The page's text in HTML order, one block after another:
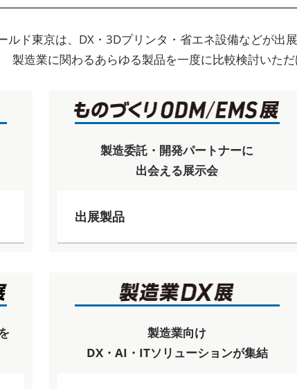
ルド東京は、DX・3Dプリンタ・省エネ設備などが出
製造業に関わるあらゆる製品を一度に比較検討いただ
製造委託・開発パートナーに
出会える展示会
出展製品
製造業向け
DX・AI・ITソリューションが集結